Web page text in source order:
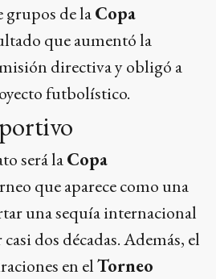
grupos de laCopa
que aumentó la
directiva y obligó a
futbolístico.
será laCopa
que aparece como una
una sequía internacional
dos décadas. Además, el
en elTorneo